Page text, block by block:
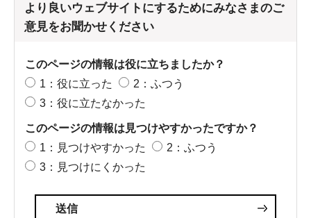
より良いウェブサイトにするためにみなさまのご
意見をお聞かせください
このページの情報は役に立ちましたか？
1：役に立った
2：ふつう
3：役に立たなかった
このページの情報は見つけやすかったですか？
1：見つけやすかった
2：ふつう
3：見つけにくかった